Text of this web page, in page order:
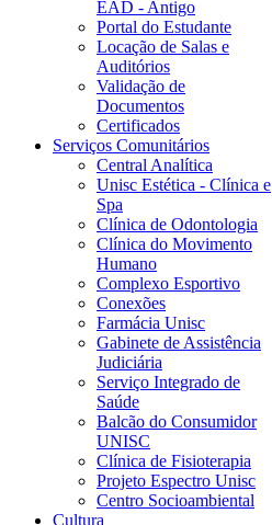
EAD - Antigo
Portal do Estudante
Locação de Salas e
Auditórios
Validação de
Documentos
Certificados
Serviços Comunitários
Central Analítica
Unisc Estética - Clínica e
Spa
Clínica de Odontologia
Clínica do Movimento
Humano
Complexo Esportivo
Conexões
Farmácia Unisc
Gabinete de Assistência
Judiciária
Serviço Integrado de
Saúde
Balcão do Consumidor
UNISC
Clínica de Fisioterapia
Projeto Espectro Unisc
Centro Socioambiental
Cultura